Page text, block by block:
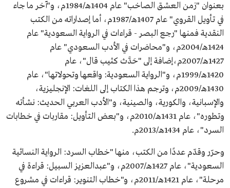
بعنوان "زمن العشق الصاخب" عام 1404هـ/1984م، و"آخر ما جاء
في تأويل القروي" عام 1407هـ/1987م، أما إصداراته من الكتب
النقدية فمنها "رجع البصر - قراءات في الرواية السعودية" عام
1424هـ/2004م، و"محاضرات في الأدب السعودي" عام
1427هـ/2007م،إضافة إلى "حَدَّث كثيب قال"، عام
1420هـ/1999م، و"الرواية السعودية: واقعها وتحولاتها"، عام
1430هـ/2009م، وترجم هذا الكتاب إلى اللغات: الإنجليزية،
والإسبانية، والكورية، والصينية، و"الأدب العربي الحديث: نشأته
وتطوره"، عام 1431هـ/2010م، و"بعض التأويل: مقاربات في خطابات
السرد"، عام 1434هـ/2013م.
وحرّر وقدّم عددًا من الكتب، منها "خطاب السرد: الرواية النسائية
السعودية"، عام 1427هـ/2007م، و"عبدالعزيز السبيل: قراءة في
مرحلة"، عام 1421هـ/2011م، و"خطاب التنوير: قراءات في مشروع